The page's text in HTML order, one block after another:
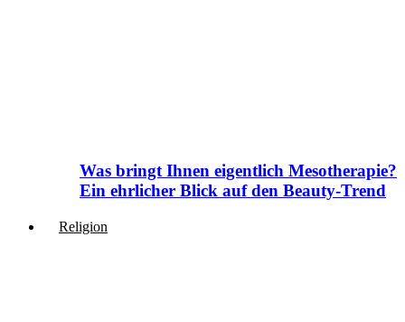
Was bringt Ihnen eigentlich Mesotherapie?
Ein ehrlicher Blick auf den Beauty-Trend
Religion